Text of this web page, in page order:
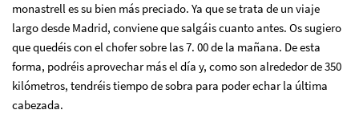
monastrell es su bien más preciado. Ya que se trata de un viaje
largo desde Madrid, conviene que salgáis cuanto antes. Os sugiero
que quedéis con el chofer sobre las 7. 00 de la mañana. De esta
forma, podréis aprovechar más el día y, como son alrededor de 350
kilómetros, tendréis tiempo de sobra para poder echar la última
cabezada.